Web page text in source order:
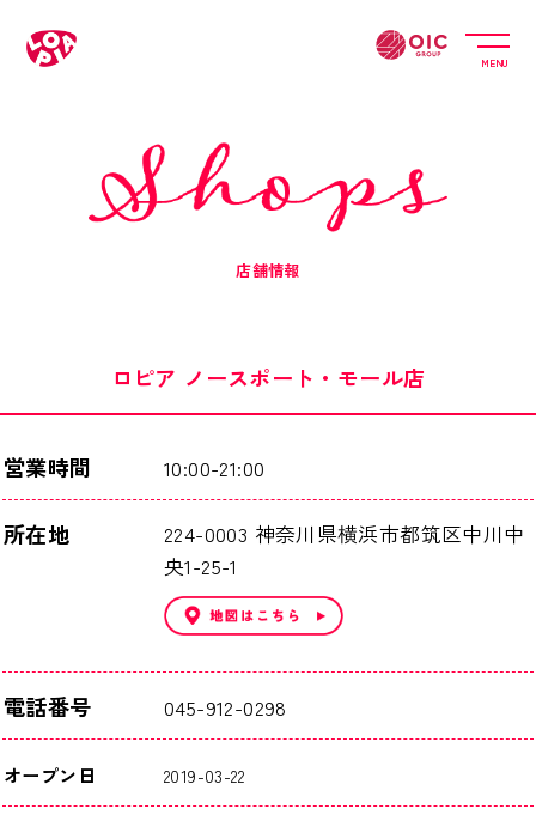
MENU
店舗情報
ロピア ノースポート・モール店
営業時間 10:00-21:00
所在地
224-0003 神奈川県横浜市都筑区中川中
央1-25-1
電話番号 045-912-0298
オープン日 2019-03-22